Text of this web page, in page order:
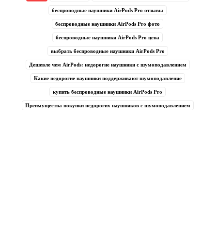
беспроводные наушники AirPods Pro отзывы
беспроводные наушники AirPods Pro фото
беспроводные наушники AirPods Pro цена
выбрать беспроводные наушники AirPods Pro
Дешевле чем AirPods: недорогие наушники с шумоподавлением
Какие недорогие наушники поддерживают шумоподавление
купить беспроводные наушники AirPods Pro
Преимущества покупки недорогих наушников с шумоподавлением